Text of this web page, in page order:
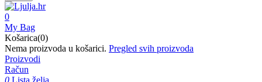
0
My Bag
Košarica(0)
Nema proizvoda u košarici. Pregled svih proizvoda
Proizvodi
Račun
0 Lista želja